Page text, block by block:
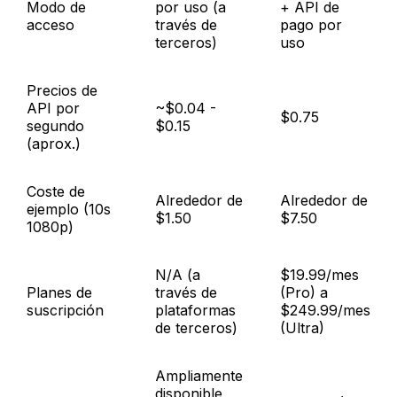
Modo de
acceso
por uso (a
través de
terceros)
+ API de
pago por
uso
Precios de
API por
segundo
(aprox.)
~$0.04 -
$0.15
$0.75
Coste de
ejemplo (10s
1080p)
Alrededor de
$1.50
Alrededor de
$7.50
Planes de
suscripción
N/A (a
través de
plataformas
de terceros)
$19.99/mes
(Pro) a
$249.99/mes
(Ultra)
Ampliamente